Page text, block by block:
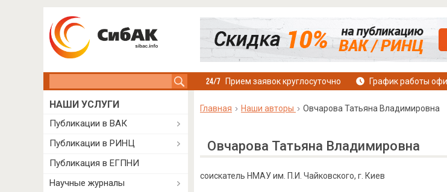
Прием заявок круглосуточно График работы
Главная Наши авторы Овчарова Татьяна Владимировна
Овчарова Татьяна Владимировна
соискатель НМАУ им. П.И. Чайковского, г. Киев
НАШИ УСЛУГИ
Публикации в ВАК
Публикации в РИНЦ
Публикация в ЕГПНИ
Научные журналы